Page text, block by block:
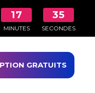
17
MINUTES
35
SECONDES
GRATUITS